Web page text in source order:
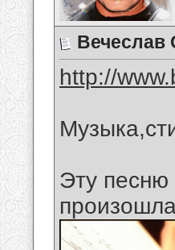
Вечеслав
http://
Эту песню